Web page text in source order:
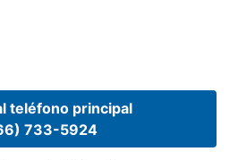
teléfono principal
733-5924